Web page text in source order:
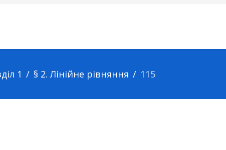
1 § 2. Лінійне рівняння 115